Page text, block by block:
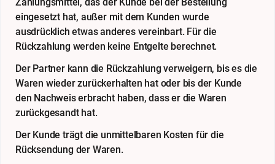
eingesetzt hat, außer mit dem Kunden wurde
ausdrücklich etwas anderes vereinbart. Für die
Rückzahlung werden keine Entgelte berechnet.
Der Partner kann die Rückzahlung verweigern, bis es die
Waren wieder zurückerhalten hat oder bis der Kunde
den Nachweis erbracht haben, dass er die Waren
zurückgesandt hat.
Der Kunde trägt die unmittelbaren Kosten für die
Rücksendung der Waren.